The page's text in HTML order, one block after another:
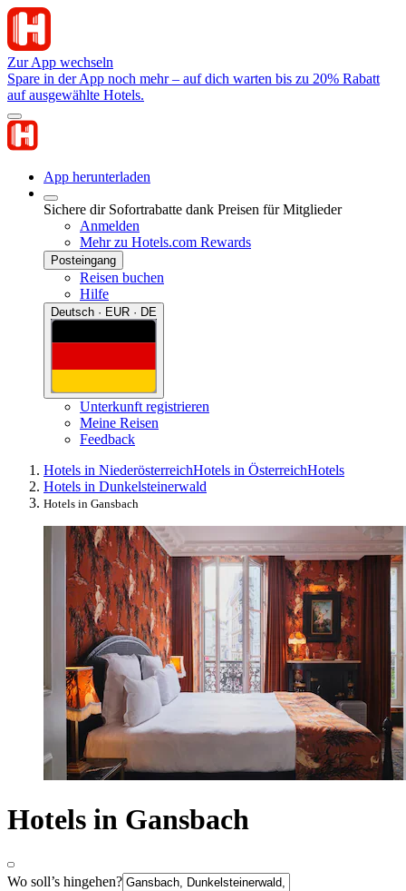
Zur App wechseln
Spare in der App noch mehr – auf dich warten bis zu 20% Rabatt
auf ausgewählte Hotels.
App herunterladen
Sichere dir Sofortrabatte dank Preisen für Mitglieder
Anmelden
Mehr zu Hotels.com Rewards
Posteingang
Reisen buchen
Hilfe
Deutsch · EUR · DE
Unterkunft registrieren
Meine Reisen
Feedback
Hotels in NiederösterreichHotels in ÖsterreichHotels
Hotels in Dunkelsteinerwald
Hotels in Gansbach
Hotels in Gansbach
Wo soll’s hingehen?